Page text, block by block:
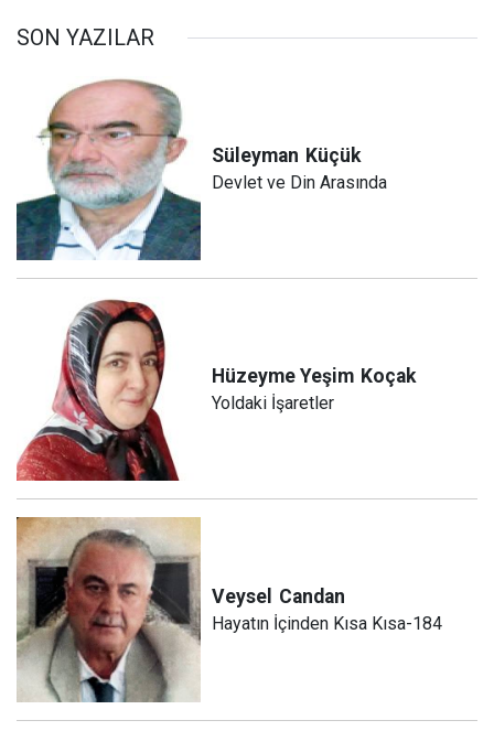
SON YAZILAR
Süleyman Küçük
Devlet ve Din Arasında
Hüzeyme Yeşim Koçak
Yoldaki İşaretler
Veysel Candan
Hayatın İçinden Kısa Kısa-184